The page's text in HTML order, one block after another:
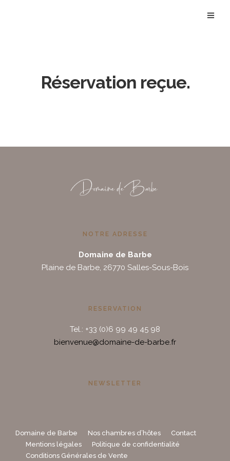
Réservation reçue.
NOTRE ADRESSE
Domaine de Barbe
Plaine de Barbe, 26770 Salles-Sous-Bois
RESERVATION
Tel.: +33 (0)6 99 49 45 98
bienvenue@domaine-de-barbe.fr
NEWSLETTER
Domaine de Barbe Nos chambres d’hôtes
Contact
Mentions légales
Politique de confidentialité
Conditions Générales de Vente